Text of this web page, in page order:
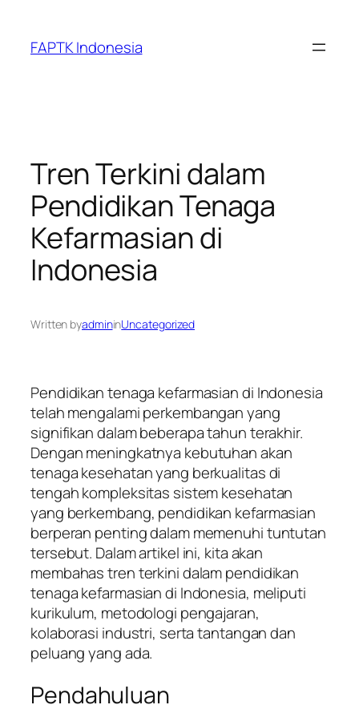
content
FAPTK Indonesia
Tren Terkini dalam
Pendidikan Tenaga
Kefarmasian di
Indonesia
Written byadmininUncategorized
Pendidikan tenaga kefarmasian di Indonesia
telah mengalami perkembangan yang
signifikan dalam beberapa tahun terakhir.
Dengan meningkatnya kebutuhan akan
tenaga kesehatan yang berkualitas di
tengah kompleksitas sistem kesehatan
yang berkembang, pendidikan kefarmasian
berperan penting dalam memenuhi tuntutan
tersebut. Dalam artikel ini, kita akan
membahas tren terkini dalam pendidikan
tenaga kefarmasian di Indonesia, meliputi
kurikulum, metodologi pengajaran,
kolaborasi industri, serta tantangan dan
peluang yang ada.
Pendahuluan